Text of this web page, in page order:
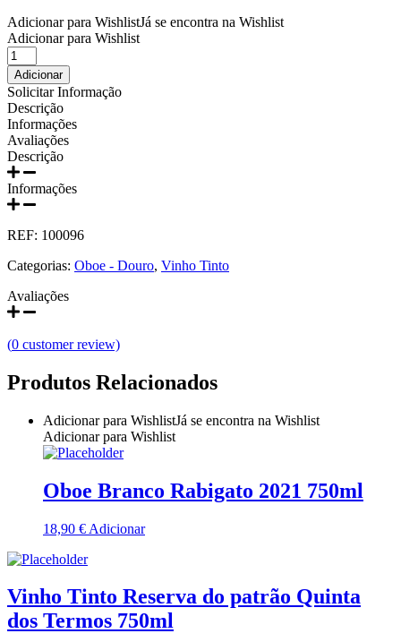
Quanta Terra Douro
Quinta da Curia - Bairrada
Quinta de Macedos - Douro
Quinta do Casal Branco Tejo
Quinta do Couquinho
Quinta do Crasto
Quinta do Piloto
Quinta Do Regueiro - Região Vinhos Verdes
Adicionar para WishlistJá se encontra na Wishlist
Adicionar para Wishlist
Quantidade
de
Oboe
IGas
Tinto
2021
Adicionar
Solicitar Informação
Descrição
Informações
Avaliações
Descrição
Informações
REF: 100096
Categorias: Oboe - Douro, Vinho Tinto
Avaliações
(0 customer review)
Produtos Relacionados
Adicionar para WishlistJá se encontra na Wishlist
Adicionar para Wishlist
Oboe Branco Rabigato 2021 750ml
18,90 € Adicionar
Vinho Tinto Reserva do patrão Quinta
dos Termos 750ml